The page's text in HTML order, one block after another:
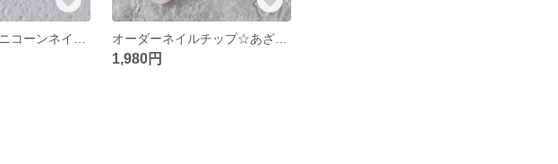
オーダーネイルチップ☆あざと可愛い上品デートネイルデザイン
1,980円